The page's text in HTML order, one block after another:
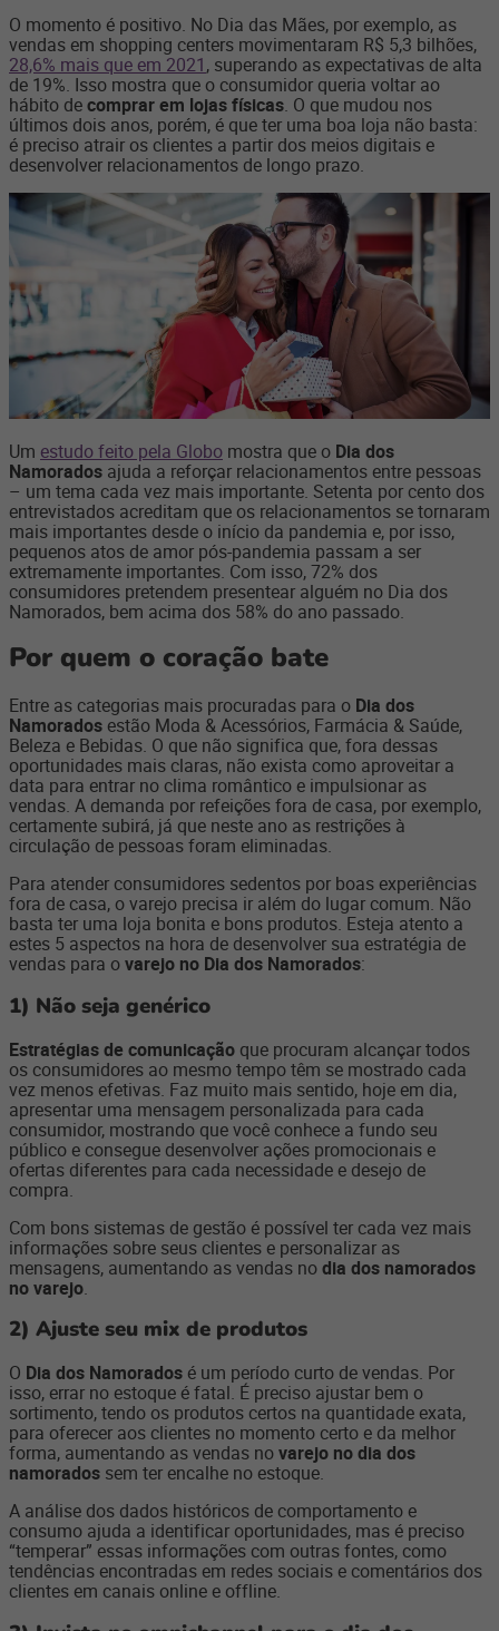
O momento é positivo. No Dia das Mães, por exemplo, as
vendas em shopping centers movimentaram R$ 5,3 bilhões,
28,6% mais que em 2021, superando as expectativas de alta
de 19%. Isso mostra que o consumidor queria voltar ao
hábito decomprar em lojas físicas. O que mudou nos
últimos dois anos, porém, é que ter uma boa loja não basta:
é preciso atrair os clientes a partir dos meios digitais e
desenvolver relacionamentos de longo prazo.
Um estudo feito pela Globo mostra que o Dia dos
Namorados ajuda a reforçar relacionamentos entre pessoas
– um tema cada vez mais importante. Setenta por cento dos
entrevistados acreditam que os relacionamentos se tornaram
mais importantes desde o início da pandemia e, por isso,
pequenos atos de amor pós-pandemia passam a ser
extremamente importantes. Com isso, 72% dos
consumidores pretendem presentear alguém no Dia dos
Namorados, bem acima dos 58% do ano passado.
Por quem o coração bate
Entre as categorias mais procuradas para o Dia dos
Namorados estão Moda & Acessórios, Farmácia & Saúde,
Beleza e Bebidas. O que não significa que, fora dessas
oportunidades mais claras, não exista como aproveitar a
data para entrar no clima romântico e impulsionar as
vendas. A demanda por refeições fora de casa, por exemplo,
certamente subirá, já que neste ano as restrições à
circulação de pessoas foram eliminadas.
Para atender consumidores sedentos por boas experiências
fora de casa, o varejo precisa ir além do lugar comum. Não
basta ter uma loja bonita e bons produtos. Esteja atento a
estes 5 aspectos na hora de desenvolver sua estratégia de
vendas para ovarejo no Dia dos Namorados:
1) Não seja genérico
Estratégias de comunicação que procuram alcançar todos
os consumidores ao mesmo tempo têm se mostrado cada
vez menos efetivas. Faz muito mais sentido, hoje em dia,
apresentar uma mensagem personalizada para cada
consumidor, mostrando que você conhece a fundo seu
público e consegue desenvolver ações promocionais e
ofertas diferentes para cada necessidade e desejo de
compra.
Com bons sistemas de gestão é possível ter cada vez mais
informações sobre seus clientes e personalizar as
mensagens, aumentando as vendas nodia dos namorados
no varejo.
2) Ajuste seu mix de produtos
O Dia dos Namorados é um período curto de vendas. Por
isso, errar no estoque é fatal. É preciso ajustar bem o
sortimento, tendo os produtos certos na quantidade exata,
para oferecer aos clientes no momento certo e da melhor
forma, aumentando as vendas novarejo no dia dos
namorados sem ter encalhe no estoque.
A análise dos dados históricos de comportamento e
consumo ajuda a identificar oportunidades, mas é preciso
“temperar” essas informações com outras fontes, como
tendências encontradas em redes sociais e comentários dos
clientes em canais online e offline.